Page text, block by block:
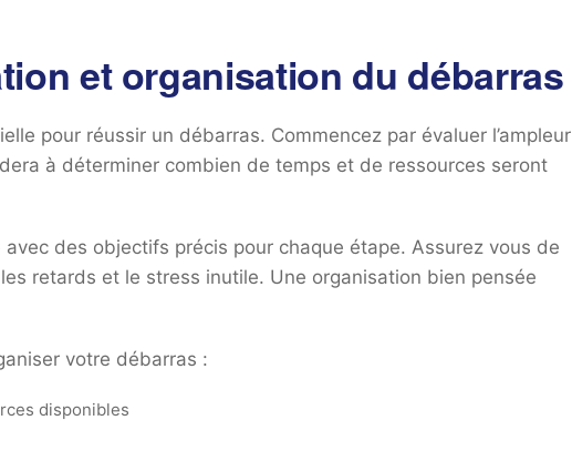
et organisation du débarras
pour réussir un débarras. Commencez par évaluer l’ampleur
à déterminer combien de temps et de ressources seront
des objectifs précis pour chaque étape. Assurez vous de
retards et le stress inutile. Une organisation bien pensée
votre débarras :
disponibles